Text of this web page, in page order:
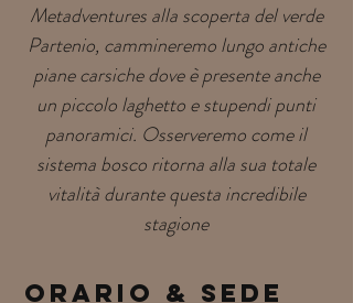
Metadventures alla scoperta del verde
Partenio, cammineremo lungo antiche
piane carsiche dove è presente anche
un piccolo laghetto e stupendi punti
panoramici. Osserveremo come il
sistema bosco ritorna alla sua totale
vitalità durante questa incredibile
stagione
Orario & Sede